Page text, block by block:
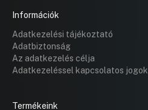
Információk
Adatkezelési tájékoztató
Adatbiztonság
Az adatkezelés célja
Adatkezeléssel kapcsolatos jogok
Termékeink